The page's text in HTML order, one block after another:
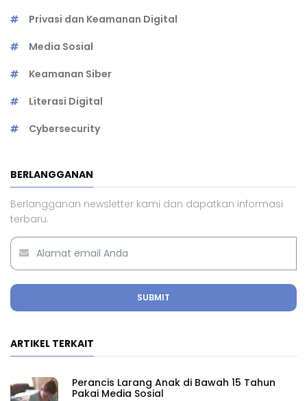
Privasi dan Keamanan Digital
Media Sosial
Keamanan Siber
Literasi Digital
Cybersecurity
BERLANGGANAN
Berlangganan newsletter kami dan dapatkan informasi
terbaru.
SUBMIT
ARTIKEL TERKAIT
Perancis Larang Anak di Bawah 15 Tahun
Pakai Media Sosial